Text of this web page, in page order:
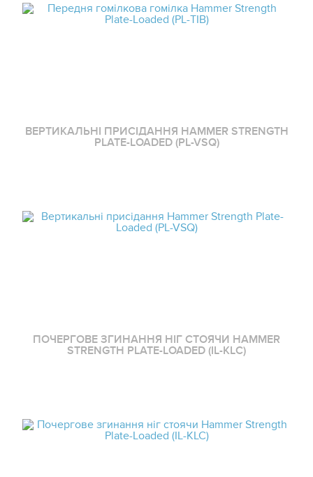
ВЕРТИКАЛЬНІ ПРИСІДАННЯ HAMMER STRENGTH
PLATE-LOADED (PL-VSQ)
ПОЧЕРГОВЕ ЗГИНАННЯ НІГ СТОЯЧИ HAMMER
STRENGTH PLATE-LOADED (IL-KLC)